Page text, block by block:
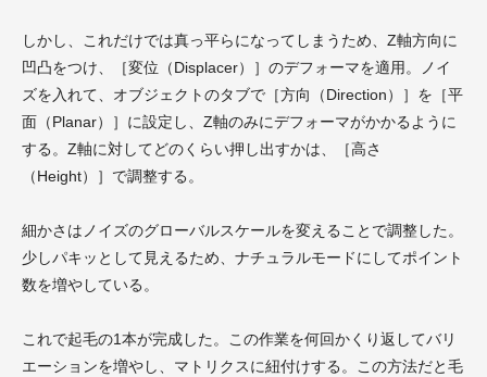
しかし、これだけでは真っ平らになってしまうため、Z軸方向に
凹凸をつけ、［変位（Displacer）］のデフォーマを適用。ノイ
ズを入れて、オブジェクトのタブで［方向（Direction）］を［平
面（Planar）］に設定し、Z軸のみにデフォーマがかかるように
する。Z軸に対してどのくらい押し出すかは、［高さ
（Height）］で調整する。
細かさはノイズのグローバルスケールを変えることで調整した。
少しパキッとして見えるため、ナチュラルモードにしてポイント
数を増やしている。
これで起毛の1本が完成した。この作業を何回かくり返してバリ
エーションを増やし、マトリクスに紐付けする。この方法だと毛